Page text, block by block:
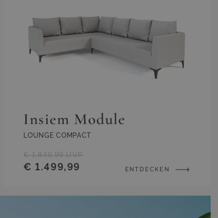
Insiem Module
LOUNGE COMPACT
€ 1.499,99
€ 1.849,99 UVP
ENTDECKEN